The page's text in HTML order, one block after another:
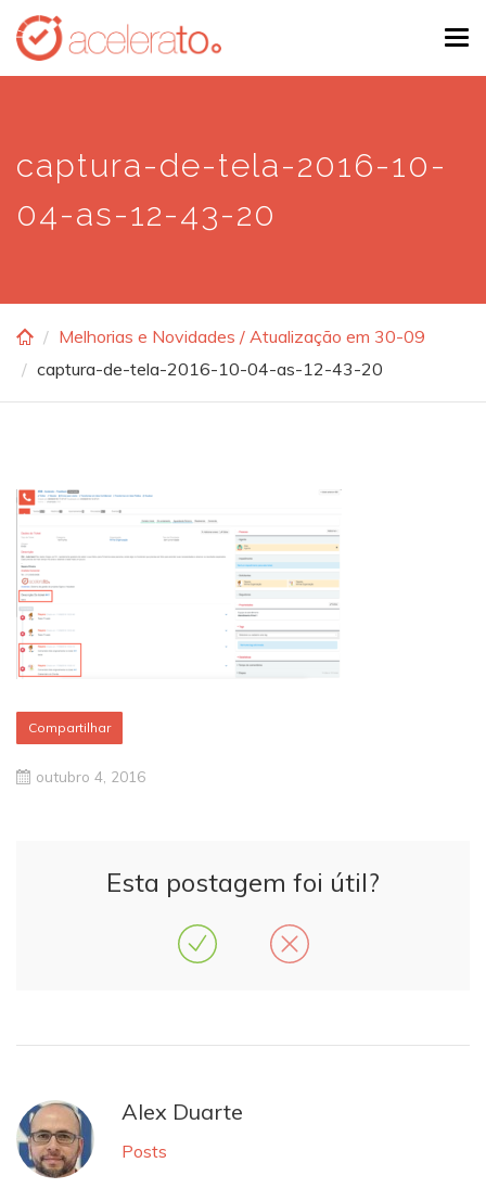
Skip
main
captura-de-tela-2016-10-
04-as-12-43-20
Melhorias e Novidades / Atualização em 30-09
captura-de-tela-2016-10-04-as-12-43-20
Compartilhar
outubro 4, 2016
Esta postagem foi útil?
Alex Duarte
Posts